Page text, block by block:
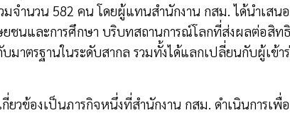
มจำนวน 582 คน โดยผู้แทนสำนักงาน กสม. ได้นำเ
ชนและการศึกษา บริบทสถานการณ์โลกที่ส่งผลต่อสิท
าตรฐานในระดับสากล รวมทั้งได้แลกเปลี่ยนกับผู้เข้า
ข้องเป็นภารกิจหนึ่งที่สำนักงาน กสม. ดำเนินการเพื่อ